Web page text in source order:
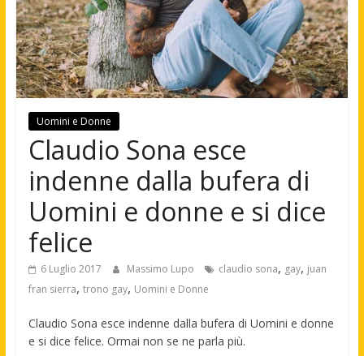
Uomini e Donne
Claudio Sona esce
indenne dalla bufera di
Uomini e donne e si dice
felice
6 Luglio 2017 Massimo Lupo claudio sona, gay, juan
fran sierra, trono gay, Uomini e Donne
Claudio Sona esce indenne dalla bufera di Uomini e donne
e si dice felice. Ormai non se ne parla più.